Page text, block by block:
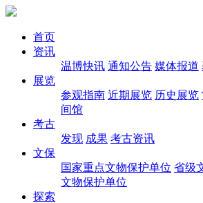
首页
资讯
温博快讯 通知公告 媒体报道
展览
参观指南 近期展览 历史展览
间馆
考古
发现 成果 考古资讯
文保
国家重点文物保护单位 省级
文物保护单位
探索